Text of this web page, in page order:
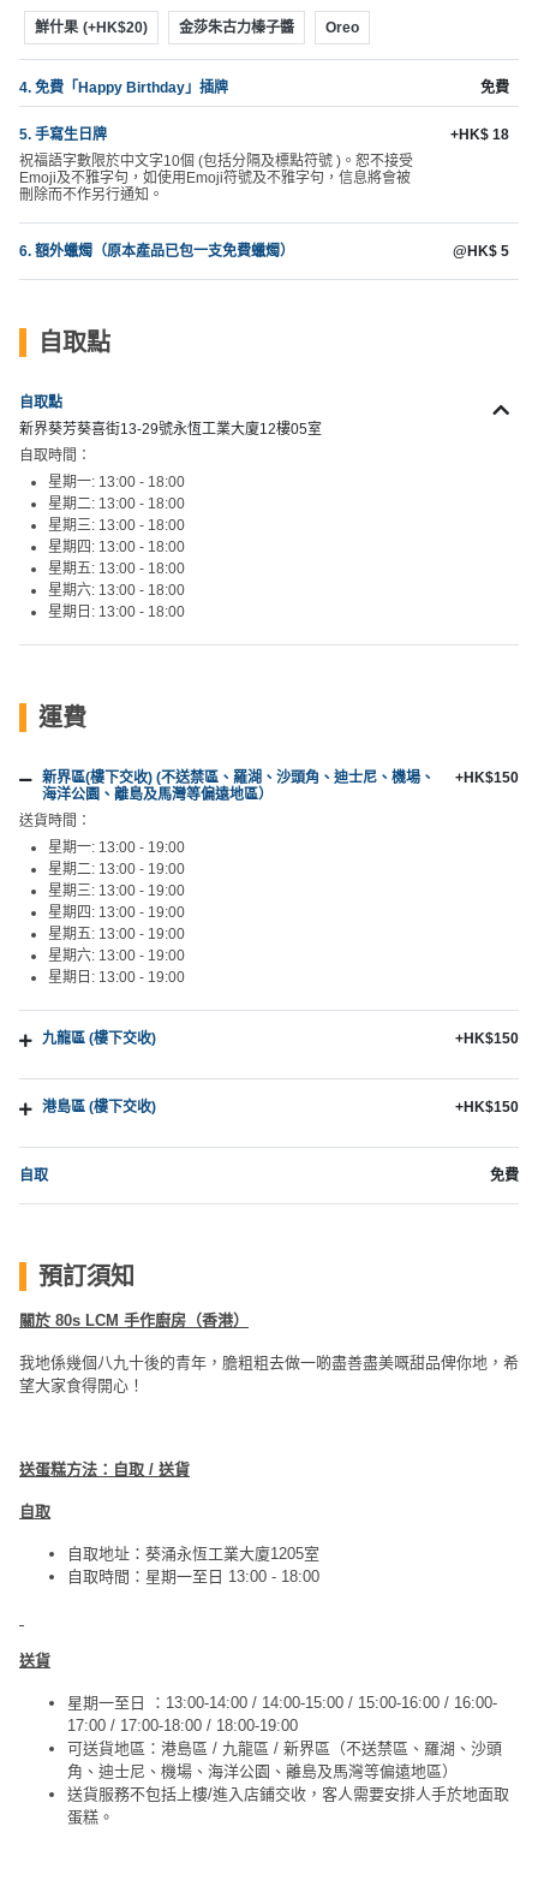
即
煮
列
聚
會
拍
廳
B
Q
場
地
新
奇
驗
手
作
工
作
坊
戶
外
遊
艇
鮮什果 (+HK$20) 金莎朱古力榛子醬 Oreo
4. 免費「Happy Birthday」插牌 免費
5. 手寫生日牌
祝福語字數限於中文字10個 (包括分隔及標點符號 )。恕不接受
Emoji及不雅字句，如使用Emoji符號及不雅字句，信息將會被
刪除而不作另行通知。
+HK$ 18
6. 額外蠟燭（原本產品已包一支免費蠟燭） @HK$ 5
自取點
自取點
新界葵芳葵喜街13-29號永恆工業大廈12樓05室
自取時間：
星期一: 13:00 - 18:00
星期二: 13:00 - 18:00
星期三: 13:00 - 18:00
星期四: 13:00 - 18:00
星期五: 13:00 - 18:00
星期六: 13:00 - 18:00
星期日: 13:00 - 18:00
運費
新界區(樓下交收) (不送禁區、羅湖、沙頭角、迪士尼、機場、
海洋公園、離島及馬灣等偏遠地區）
+HK$150
送貨時間：
星期一: 13:00 - 19:00
星期二: 13:00 - 19:00
星期三: 13:00 - 19:00
星期四: 13:00 - 19:00
星期五: 13:00 - 19:00
星期六: 13:00 - 19:00
星期日: 13:00 - 19:00
九龍區 (樓下交收) +HK$150
港島區 (樓下交收) +HK$150
自取 免費
預訂須知
關於 80s LCM 手作廚房（香港）
我地係幾個八九十後的青年，膽粗粗去做一啲盡善盡美嘅甜品俾你地，希
望大家食得開心！
送蛋糕方法：自取 / 送貨
自取
自取地址：葵涌永恆工業大廈1205室
自取時間：星期一至日 13:00 - 18:00
送貨
星期一至日 ：13:00-14:00 / 14:00-15:00 / 15:00-16:00 / 16:00-
17:00 / 17:00-18:00 / 18:00-19:00
可送貨地區：港島區 / 九龍區 / 新界區（不送禁區、羅湖、沙頭
角、迪士尼、機場、海洋公園、離島及馬灣等偏遠地區）
送貨服務不包括上樓/進入店鋪交收，客人需要安排人手於地面取
蛋糕。